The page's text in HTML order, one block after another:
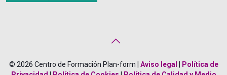
© 2026 Centro de Formación Plan-form | Aviso legal
Política de